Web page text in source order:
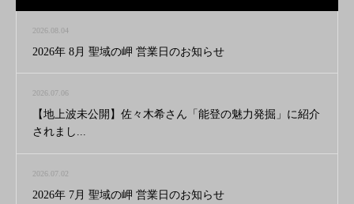
2026.08.04
2026年 8月 聖域の岬 営業日のお知らせ
2026.07.06
【地上波未公開】佐々木希さん「能登の魅力発掘」に紹介
されまし...
2026.07.02
2026年 7月 聖域の岬 営業日のお知らせ